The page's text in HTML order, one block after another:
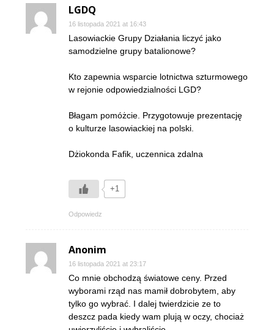
LGDQ
16 listopada 2021 at 16:43
Lasowiackie Grupy Działania liczyć jako
samodzielne grupy batalionowe?
Kto zapewnia wsparcie lotnictwa szturmowego
w rejonie odpowiedzialności LGD?
Błagam pomóżcie. Przygotowuje prezentację
o kulturze lasowiackiej na polski.
Dżiokonda Fafik, uczennica zdalna
+1
Odpowiedz
Anonim
16 listopada 2021 at 23:17
Co mnie obchodzą światowe ceny. Przed
wyborami rząd nas mamił dobrobytem, aby
tylko go wybrać. I dalej twierdzicie ze to
deszcz pada kiedy wam plują w oczy, chociaż